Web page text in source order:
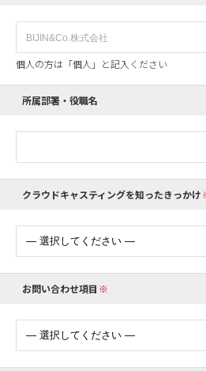
個人の方は「個人」と記入ください
所属部署・役職名
クラウドキャスティングを知ったきっかけ
お問い合わせ項目